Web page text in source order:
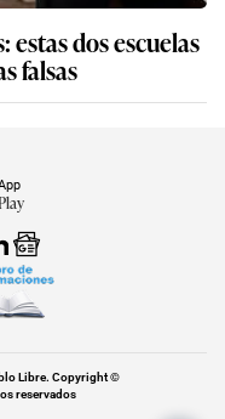
dos escuelas
falsas
Libre. Copyright ©
reservados